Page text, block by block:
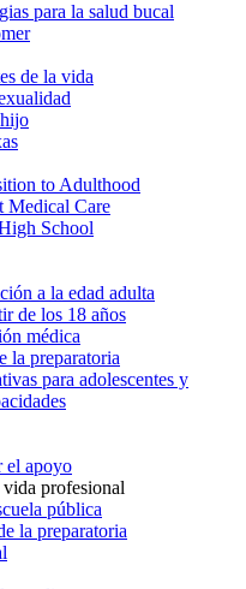
para la salud bucal
de la vida
to Adulthood
Medical Care
School
a la edad adulta
de los 18 años
médica
la preparatoria
para adolescentes y
el apoyo
profesional
pública
la preparatoria